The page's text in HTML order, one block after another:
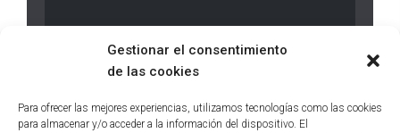
Gestionar el consentimiento
de las cookies
Para ofrecer las mejores experiencias, utilizamos tecnologías como las cookies
para almacenar y/o acceder a la información del dispositivo. El